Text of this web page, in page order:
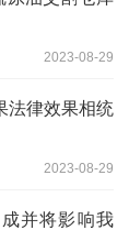
2023-08-29
法律效果相统
2023-08-29
并将影响我